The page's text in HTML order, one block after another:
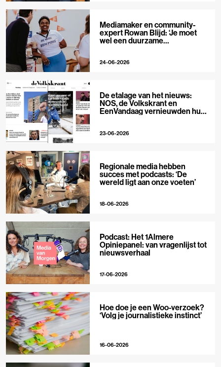
Mediamaker en community-
expert Rowan Blijd: ‘Je moet
wel een duurzame
24-06-2026
De etalage van het nieuws:
NOS, de Volkskrant en
EenVandaag vernieuwden hun
23-06-2026
Regionale media hebben
succes met podcasts: ‘De
wereld ligt aan onze voeten’
18-06-2026
Podcast: Het 1Almere
Opiniepanel: van vragenlijst tot
nieuwsverhaal
17-06-2026
Hoe doe je een Woo-verzoek?
‘Volg je journalistieke instinct’
16-06-2026